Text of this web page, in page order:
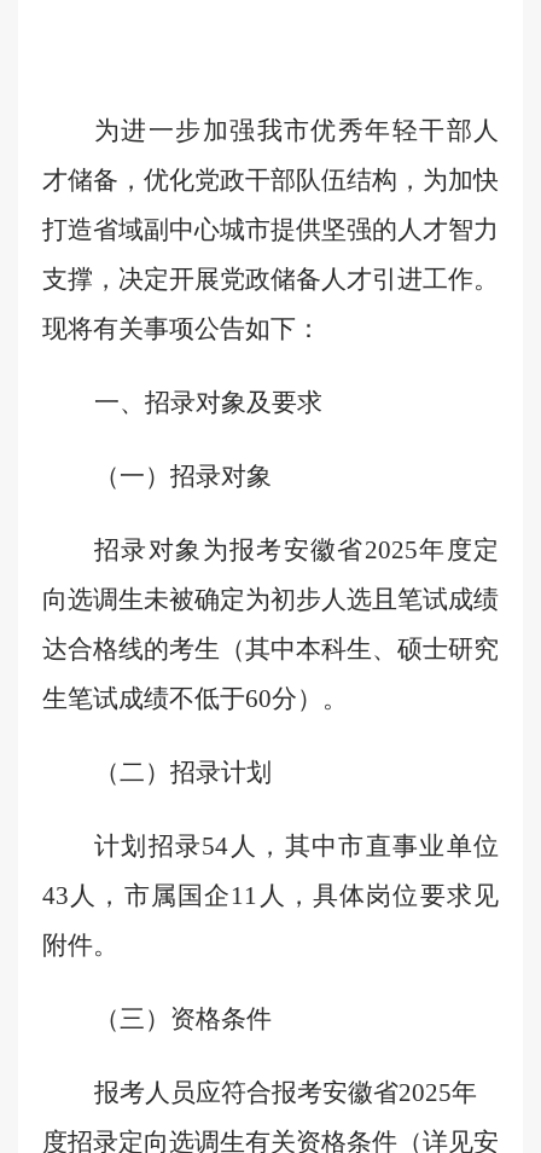
为进一步加强我市优秀年轻干部人
才储备，优化党政干部队伍结构，为加快
打造省域副中心城市提供坚强的人才智力
支撑， 决定开展党政储备人才引进工作。
现将有关事项公告如下：
一、招录对象及要求
（一）招录对象
招录对象为报考安徽省2025年度定
向选调生未被确定为初步人选且笔试成绩
达合格线的考生（其中本科生、硕士研究
生笔试成绩不低于60分）。
（二）招录计划
计划 招录54 人， 其中市直事业单位
43 人 ， 市属国企11 人， 具体岗位要求见
附件。
（三）资格条件
报考人员应符合报考安徽省2025年
度招录定向选调生有关资格条件（详见安